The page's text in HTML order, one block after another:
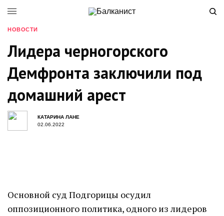
НОВОСТИ
Лидера черногорского
Демфронта заключили под
домашний арест
КАТАРИНА ЛАНЕ
02.06.2022
Основной суд Подгорицы осудил
оппозиционного политика, одного из лидеров